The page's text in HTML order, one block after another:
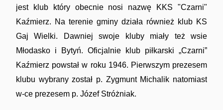
jest klub który obecnie nosi nazwę KKS "Czarni"
Kaźmierz. Na terenie gminy działa również klub KS
Gaj Wielki. Dawniej swoje kluby miały też wsie
Młodasko i Bytyń. Oficjalnie klub piłkarski „Czarni”
Kaźmierz powstał w roku 1946. Pierwszym prezesem
klubu wybrany został p. Zygmunt Michalik natomiast
w-ce prezesem p. Józef Stróżniak.